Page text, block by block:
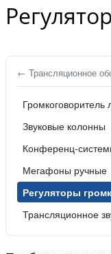
← Трансляционное
Звуковые колонны
Конференц-
Мегафоны ручные
Регуляторы
Трансляционное